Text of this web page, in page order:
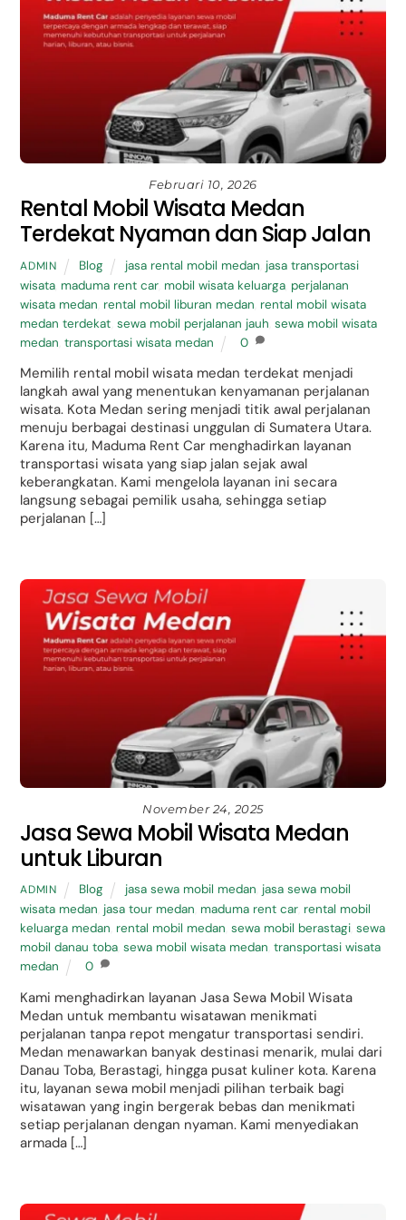
Februari 10, 2026
Rental Mobil Wisata Medan
Terdekat Nyaman dan Siap Jalan
ADMIN Blog jasa rental mobil medan jasa transportasi
wisata maduma rent car mobil wisata keluarga perjalanan
wisata medan rental mobil liburan medan rental mobil wisata
medan terdekat ,sewa mobil perjalanan jauh ,sewa mobil wisata
medan ,transportasi wisata medan 0
Memilih rental mobil wisata medan terdekat menjadi
langkah awal yang menentukan kenyamanan perjalanan
wisata. Kota Medan sering menjadi titik awal perjalanan
menuju berbagai destinasi unggulan di Sumatera Utara.
Karena itu, Maduma Rent Car menghadirkan layanan
transportasi wisata yang siap jalan sejak awal
keberangkatan. Kami mengelola layanan ini secara
langsung sebagai pemilik usaha, sehingga setiap
perjalanan […]
November 24, 2025
Jasa Sewa Mobil Wisata Medan
untuk Liburan
ADMIN Blog jasa sewa mobil medan jasa sewa mobil
wisata medan jasa tour medan maduma rent car rental mobil
keluarga medan rental mobil medan ,sewa mobil berastagi ,sewa
mobil danau toba ,sewa mobil wisata medan ,transportasi wisata
medan
0
Kami menghadirkan layanan Jasa Sewa Mobil Wisata
Medan untuk membantu wisatawan menikmati
perjalanan tanpa repot mengatur transportasi sendiri.
Medan menawarkan banyak destinasi menarik, mulai dari
Danau Toba, Berastagi, hingga pusat kuliner kota. Karena
itu, layanan sewa mobil menjadi pilihan terbaik bagi
wisatawan yang ingin bergerak bebas dan menikmati
setiap perjalanan dengan nyaman. Kami menyediakan
armada […]